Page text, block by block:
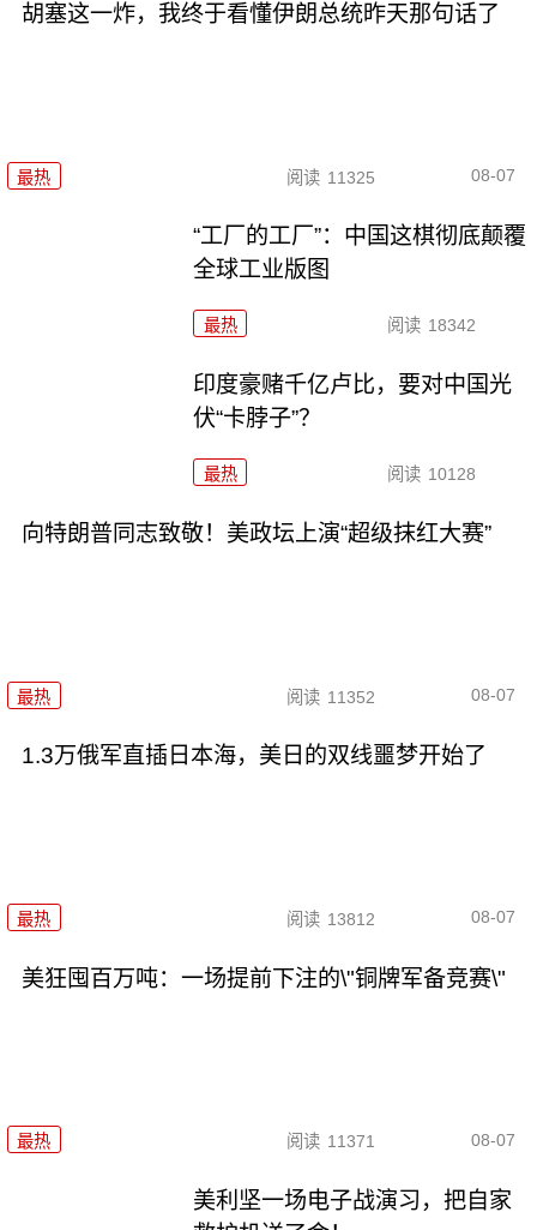
胡塞这一炸，我终于看懂伊朗总统昨天那句话了
最热 阅读 11325 08-07
“工厂的工厂”：中国这棋彻底颠覆
全球工业版图
最热 阅读 18342
印度豪赌千亿卢比，要对中国光
伏“卡脖子”？
最热 阅读 10128
向特朗普同志致敬！美政坛上演“超级抹红大赛”
最热 阅读 11352 08-07
1.3万俄军直插日本海，美日的双线噩梦开始了
最热 阅读 13812 08-07
美狂囤百万吨：一场提前下注的\"铜牌军备竞赛\"
最热 阅读 11371 08-07
美利坚一场电子战演习，把自家